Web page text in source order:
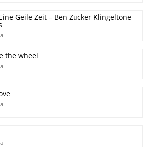
Geile Zeit – Ben Zucker Klingeltöne
the wheel